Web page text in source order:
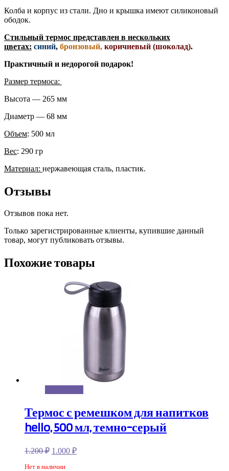
Колба и корпус из стали. Дно и крышка имеют силиконовый
ободок.
Стильный термос представлен в нескольких
цветах: синий, бронзовый, коричневый (шоколад).
Практичный и недорогой подарок!
Размер термоса:
Высота — 265 мм
Диаметр — 68 мм
Объем: 500 мл
Вес: 290 гр
Материал: нержавеющая сталь, пластик.
Отзывы
Отзывов пока нет.
Только зарегистрированные клиенты, купившие данный
товар, могут публиковать отзывы.
Похожие товары
Термос с ремешком для напитков
hello, 500 мл, темно-серый
1.200₽ 1.000 ₽
Нет в наличии